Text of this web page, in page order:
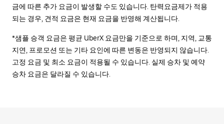
금에 따른 추가 요금이 발생할 수도 있습니다. 탄력요금제가 적용
되는 경우, 견적 요금은 현재 요금을 반영해 계산됩니다.
*샘플 승객 요금은 평균 UberX 요금만을 기준으로 하며, 지역, 교통
지연, 프로모션 또는 기타 요인에 따른 변동은 반영되지 않습니다.
고정 요금 및 최소 요금이 적용될 수 있습니다. 실제 승차 및 예약
승차 요금은 달라질 수 있습니다.